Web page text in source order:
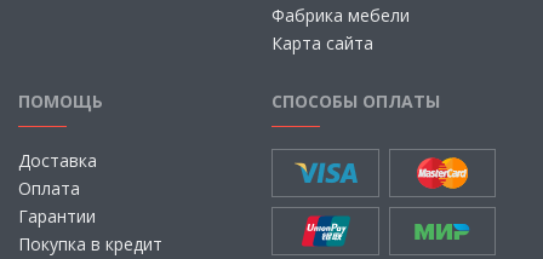
Фабрика мебели
Карта сайта
ПОМОЩЬ
Доставка
Оплата
Гарантии
Покупка в кредит
СПОСОБЫ ОПЛАТЫ